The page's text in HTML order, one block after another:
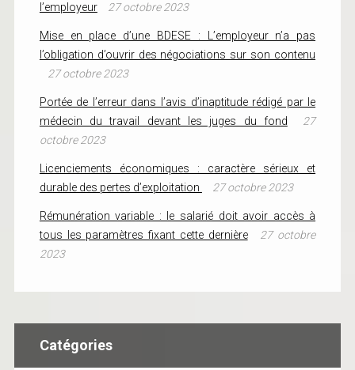
l’employeur
27 octobre 2023
Mise en place d’une BDESE : L’employeur n’a pas
l’obligation d’ouvrir des négociations sur son contenu
27 octobre 2023
Portée de l’erreur dans l’avis d’inaptitude rédigé par le
médecin du travail devant les juges du fond
27
octobre 2023
Licenciements économiques : caractère sérieux et
durable des pertes d’exploitation
27 octobre 2023
Rémunération variable : le salarié doit avoir accès à
tous les paramètres fixant cette dernière
27 octobre
2023
Catégories